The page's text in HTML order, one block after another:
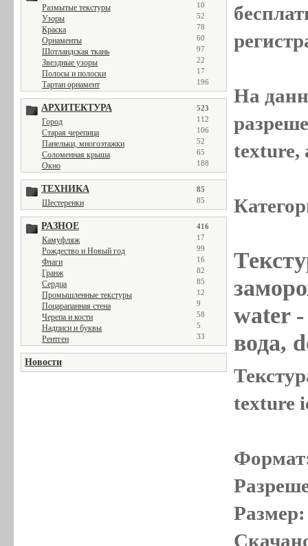
Размытые текстуры 10
Узоры 52
Краска 78
Орнаменты 60
Шотландская ткань 97
Звездные узоры 22
Полосы и полоски 17
Тартан орнамент 196
АРХИТЕКТУРА 523
Город 112
Старая черепица 106
Панельки, многоэтажки 52
Соломенная крыша 65
Окно 188
ТЕХНИКА 85
Шестеренки 85
РАЗНОЕ 416
Камуфляж 17
Рождество и Новый год 99
Флаги 16
Гранж 82
Сердца 85
Промышленные текстуры 12
Поцарапанная стена 9
Черепа и кости 58
Надписи и буквы 5
Рентген 33
Новости
На
texture,
water-
вода,
texture